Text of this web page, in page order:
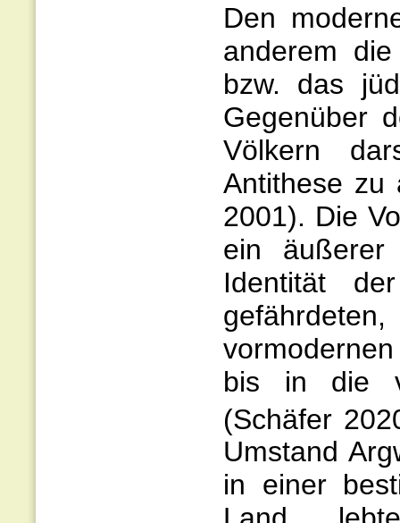
Den
anderem
bzw. das
Gegenüber
Völkern
Antithese zu
2001). Die
ein
Identität
bis in die
(Schäfer
Umstand
in einer